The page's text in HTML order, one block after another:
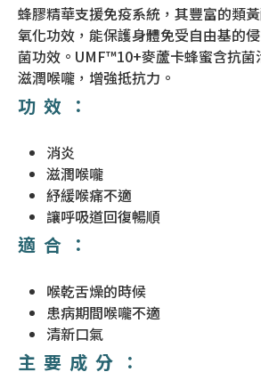
蜂膠精華支援免疫系統，其豐富的類
氧化功效，能保護身體免受自由基的
菌功效。UMF™10+麥蘆卡蜂蜜含抗菌
滋潤喉嚨，增強抵抗力。
功效：
消炎
滋潤喉嚨
紓緩喉痛不適
讓呼吸道回復暢順
適合：
喉乾舌燥的時候
患病期間喉嚨不適
清新口氣
主要成分：